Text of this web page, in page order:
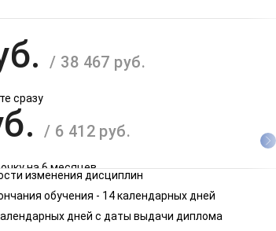
/ 38 467 руб.
сразу
/ 6 412 руб.
на 6 месяцев
/ 3 206 руб.
изменения дисциплин
обучения - 14 календарных дней
дней с даты выдачи диплома